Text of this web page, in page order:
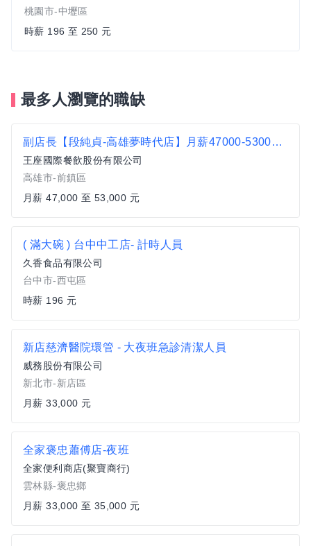
桃園市-中壢區
時薪 196 至 250 元
最多人瀏覽的職缺
副店長【段純貞-高雄夢時代店】月薪47000-53000 #另有門市達標獎金
王座國際餐飲股份有限公司
高雄市-前鎮區
月薪 47,000 至 53,000 元
( 滿大碗 ) 台中中工店- 計時人員
久香食品有限公司
台中市-西屯區
時薪 196 元
新店慈濟醫院環管 - 大夜班急診清潔人員
威務股份有限公司
新北市-新店區
月薪 33,000 元
全家褒忠蕭傅店-夜班
全家便利商店(聚寶商行)
雲林縣-褒忠鄉
月薪 33,000 至 35,000 元